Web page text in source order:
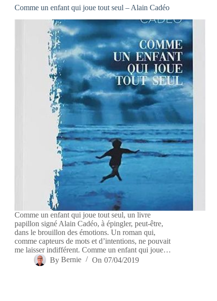
Comme un enfant qui joue tout seul – Alain Cadéo
Comme un enfant qui joue tout seul, un livre
papillon signé Alain Cadéo, à épingler, peut-être,
dans le brouillon des émotions. Un roman qui,
comme capteurs de mots et d’intentions, ne pouvait
me laisser indifférent. Comme un enfant qui joue…
By Bernie On 07/04/2019